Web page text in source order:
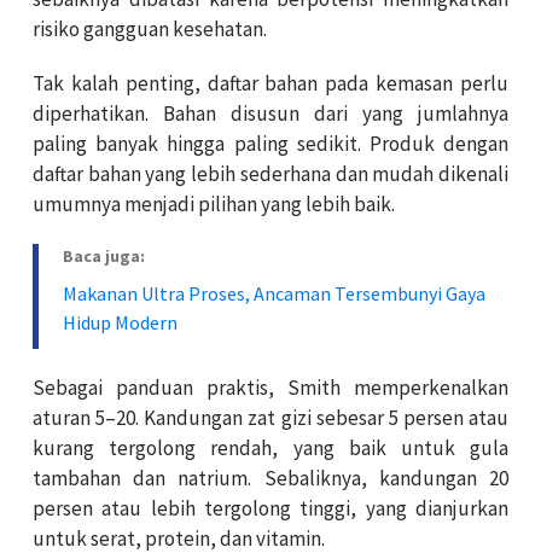
risiko gangguan kesehatan.
Tak kalah penting, daftar bahan pada kemasan perlu
diperhatikan. Bahan disusun dari yang jumlahnya
paling banyak hingga paling sedikit. Produk dengan
daftar bahan yang lebih sederhana dan mudah dikenali
umumnya menjadi pilihan yang lebih baik.
Baca juga:
Makanan Ultra Proses, Ancaman Tersembunyi Gaya
Hidup Modern
Sebagai panduan praktis, Smith memperkenalkan
aturan 5–20. Kandungan zat gizi sebesar 5 persen atau
kurang tergolong rendah, yang baik untuk gula
tambahan dan natrium. Sebaliknya, kandungan 20
persen atau lebih tergolong tinggi, yang dianjurkan
untuk serat, protein, dan vitamin.